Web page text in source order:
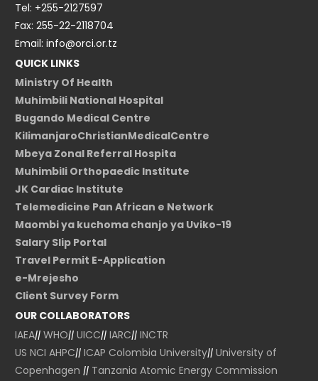
Tel: +255-2127597
Fax: 255-22-2118704
Email: info@orci.or.tz
QUICK LINKS
Ministry Of Health
Muhimbili National Hospital
Bugando Medical Centre
KilimanjaroChristianMedicalCentre
Mbeya Zonal Referral Hospita
Muhimbili Orthopaedic Institute
JK Cardiac Institute
Telemedicine Pan African e Network
Maombi ya kuchoma chanjo ya Uviko-19
Salary Slip Portal
Travel Permit E-Application
e-Mrejesho
Client Survey Form
OUR COLLABORATORS
IAEA|| WHO|| UICC|| IARC|| INCTR
US NCI AHPC|| ICAP Colombia University|| University of
Copenhagen || Tanzania Atomic Energy Commission